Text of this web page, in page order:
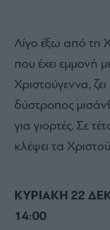
Λίγο έξω από τη
που έχει εμμονή
Χριστούγεννα,
δύστροπος
για γιορτές. Σε
κλέψει τα
ΚΥΡΙΑΚΗ 22
14:00